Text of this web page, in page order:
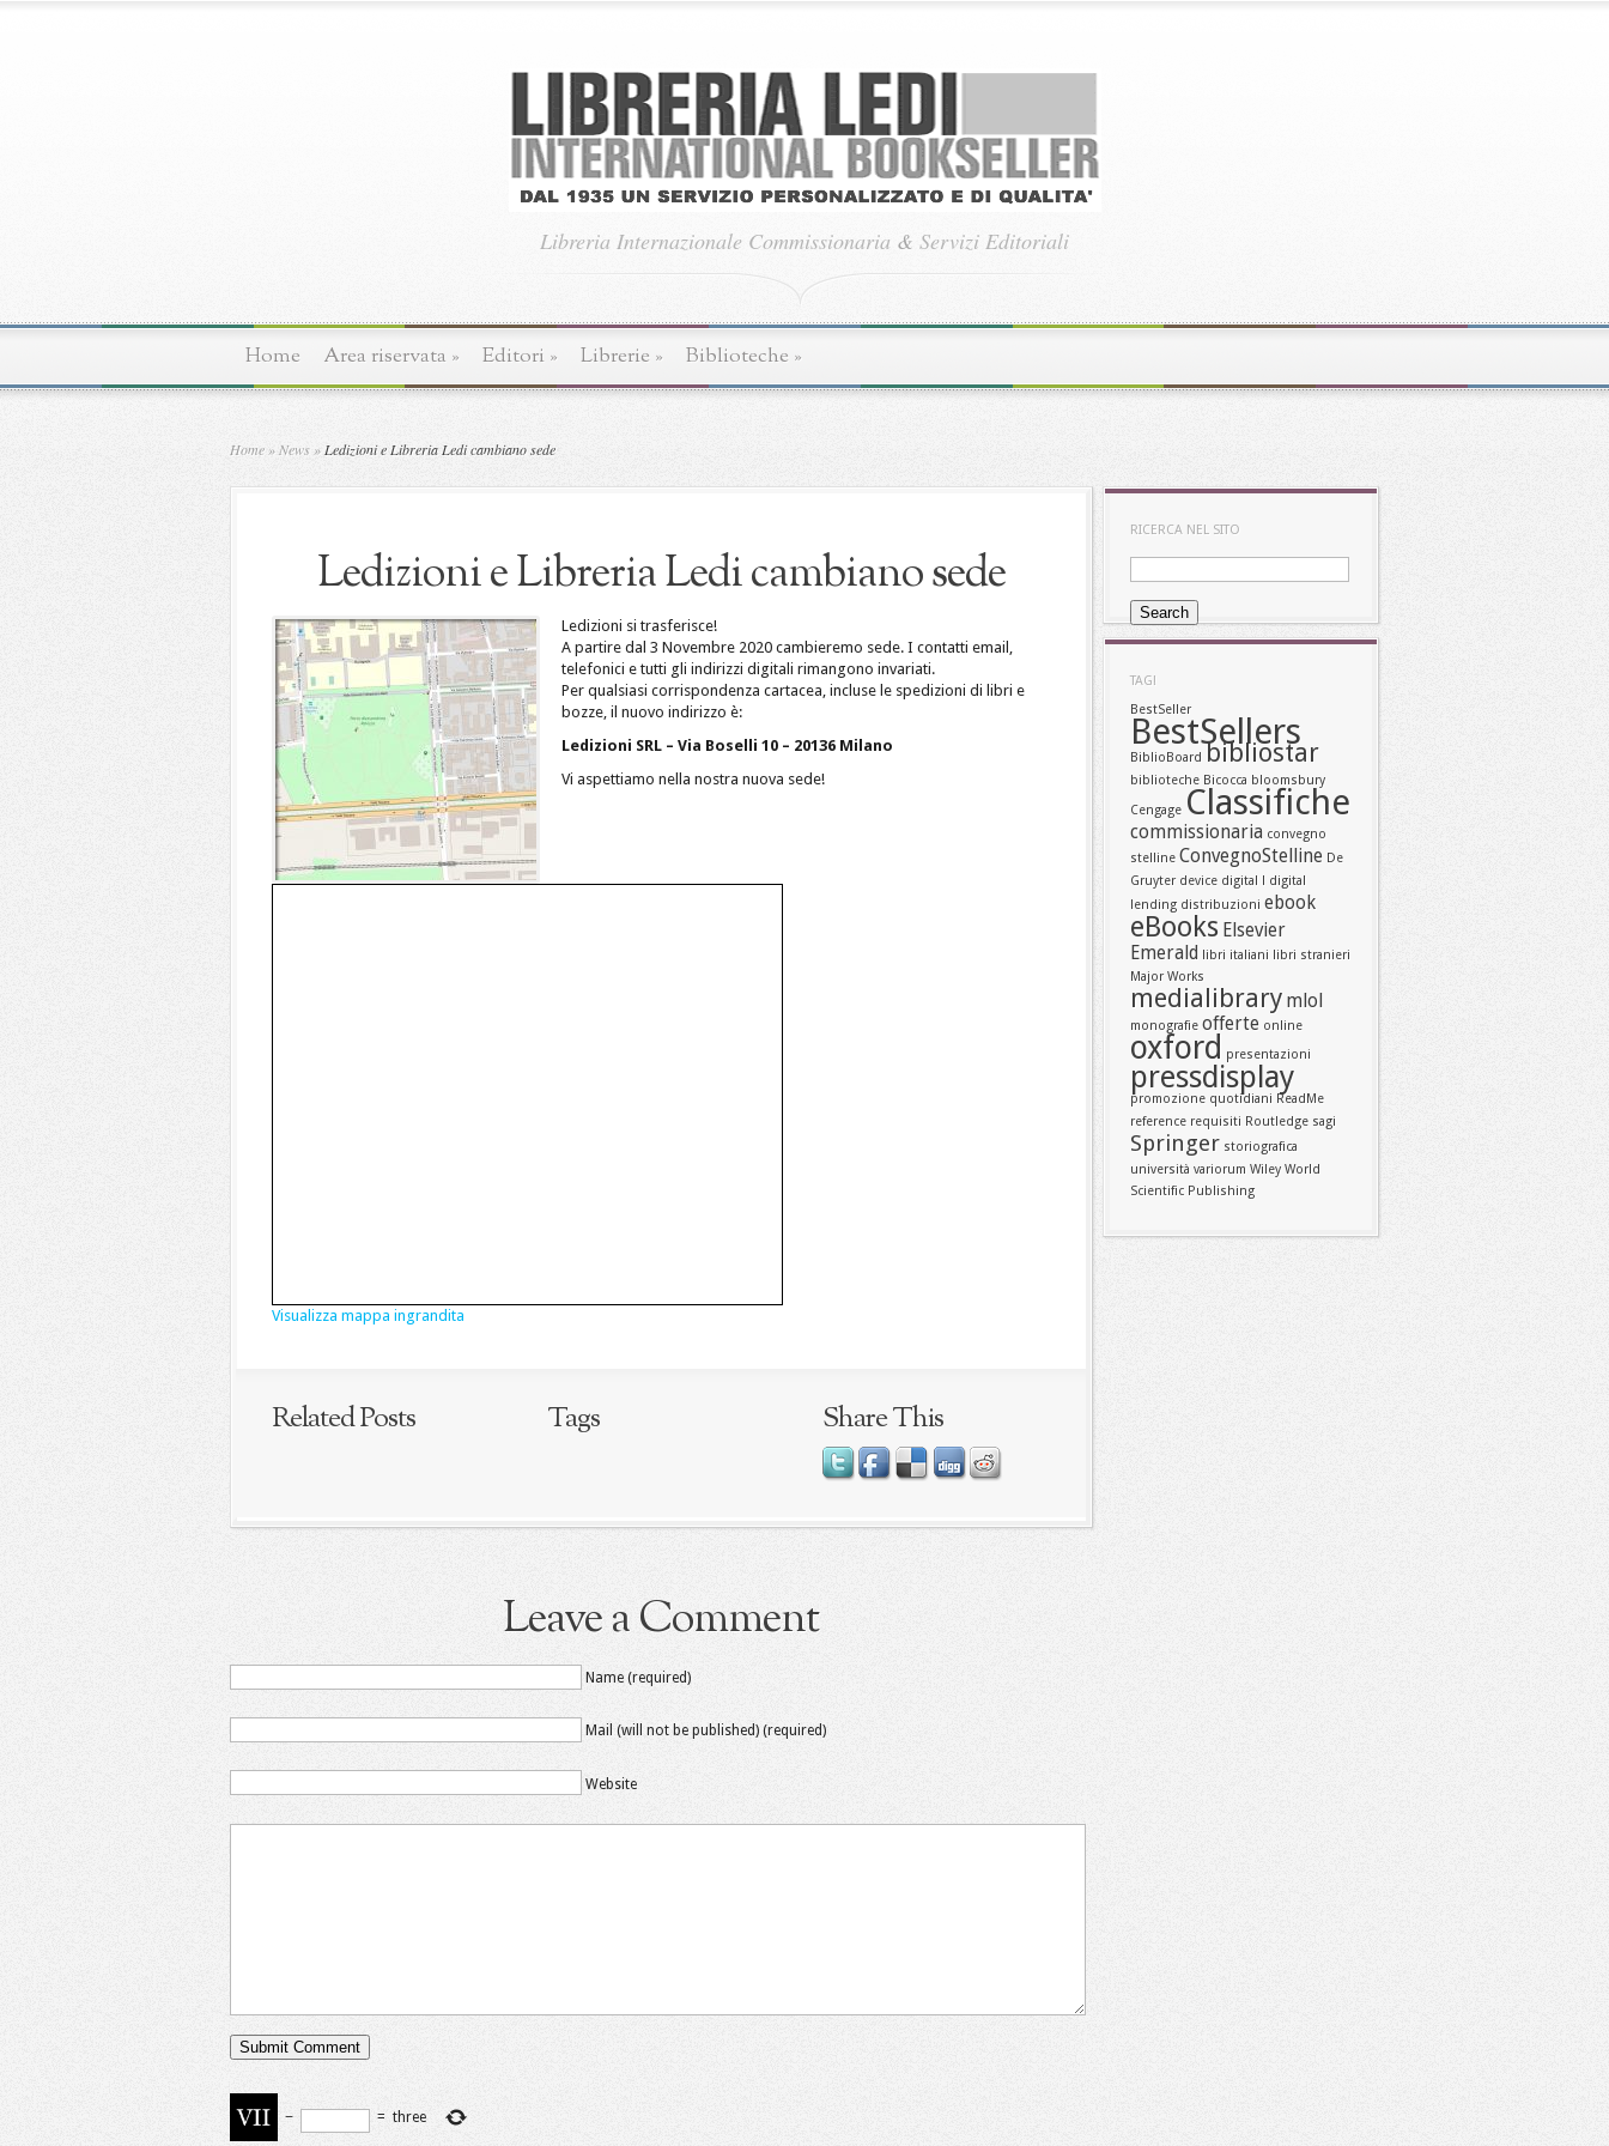
Libreria Internazionale Commissionaria & Servizi Editoriali
Home Area riservata » Editori » Librerie » Biblioteche »
Home »News » Ledizioni e Libreria Ledi cambiano sede
Ledizioni e Libreria Ledi cambiano sede
Ledizioni si trasferisce!
A partire dal 3 Novembre 2020 cambieremo sede. I contatti email,
telefonici e tutti gli indirizzi digitali rimangono invariati.
Per qualsiasi corrispondenza cartacea, incluse le spedizioni di libri e
bozze, il nuovo indirizzo è:
Ledizioni SRL – Via Boselli 10 – 20136 Milano
Vi aspettiamo nella nostra nuova sede!
Visualizza mappa ingrandita
Related Posts Tags Share This
Leave a Comment
Name (required)
Mail (will not be published) (required)
Website
− = three
RICERCA NEL SITO
TAG!
BestSeller
BestSellers
BiblioBoard bibliostar
biblioteche Bicocca bloomsbury
Cengage Classifiche
commissionaria convegno
stelline ConvegnoStelline De
Gruyter device digital l
digital
lending distribuzioni ebook
eBooks Elsevier
Emerald
libri italiani
libri stranieri
Major Works
medialibrary mlol
monografie offerte online
oxford presentazioni
pressdisplay
promozione quotidiani ReadMe
reference requisiti Routledge sagi
Springer storiografica
università variorum Wiley World
Scientific Publishing